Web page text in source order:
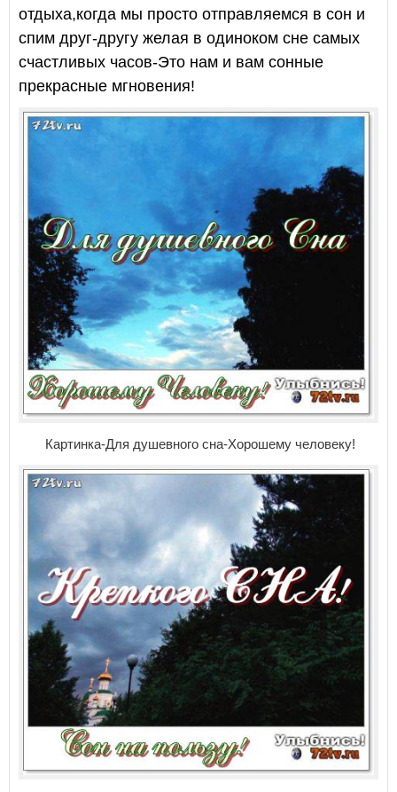
отдыха,когда мы просто отправляемся в сон и
спим друг-другу желая в одиноком сне самых
счастливых часов-Это нам и вам сонные
прекрасные мгновения!
Картинка-Для душевного сна-Хорошему человеку!